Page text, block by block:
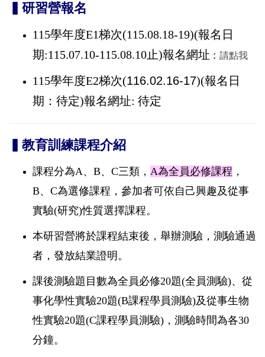
▍研習營報名
115學年度E1梯次(115.08.18-19)(報名日
期:115.07.10-115.08.10止)報名網址 : 請點我
115學年度E2梯次(116.02.16-17)(報名日
期：待定)報名網址: 待定
▍教育訓練課程介紹
課程分為A、B、C三類， A為全員必修課程 ，
B、C為選修課程，參加者可依自己興趣及從事
實驗(研究)性質選擇課程。
本研習營將於課程結束後，舉辦測驗，測驗通過
者，發放結業證明。
課後測驗題目數為全員必修20題(全員測驗)、從
事化學性實驗20題(B課程學員測驗)及從事生物
性實驗20題(C課程學員測驗)，測驗時間為各30
分鐘。